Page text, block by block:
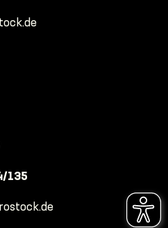
135